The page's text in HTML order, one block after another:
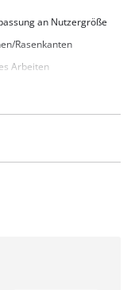
an Nutzergröße
Rasenkanten
Arbeiten